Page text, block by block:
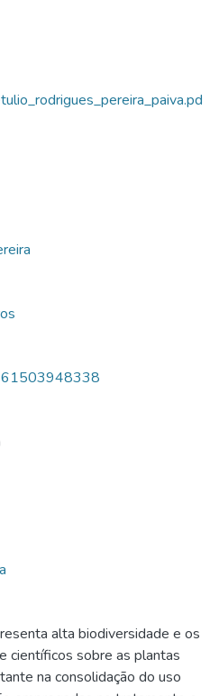
alta biodiversidade e os
científicos sobre as plantas
na consolidação do uso